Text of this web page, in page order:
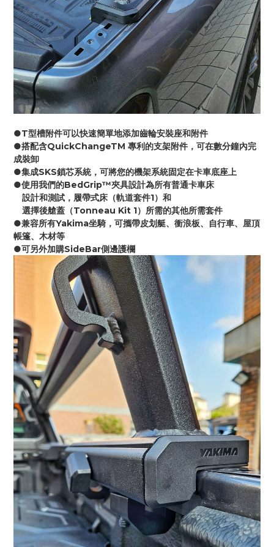
●T型槽附件可以快速簡單地添加齒輪安裝座和附件
●搭配含QuickChangeTM 專利的支架附件，可在數分鐘內完
成裝卸
●集成SKS鎖芯系統，可將您的機架系統固定在卡車底座上
●使用我們的BedGrip™夾具設計為所​​有普通卡車床
設計和測試，履帶式床（軌道套件1）和
選擇後艙蓋（Tonneau Kit 1）所需的其他所需套件
●兼容所有Yakima坐騎，可攜帶皮划艇、衝浪板、自行車、屋頂
帳篷、木材等
●可另外加購SideBar側邊護欄